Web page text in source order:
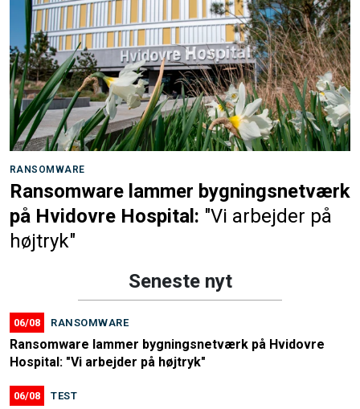
RANSOMWARE
Ransomware lammer bygningsnetværk
på Hvidovre Hospital: "Vi arbejder på
højtryk"
Seneste nyt
06/08 RANSOMWARE
Ransomware lammer bygningsnetværk på Hvidovre
Hospital: "Vi arbejder på højtryk"
06/08 TEST